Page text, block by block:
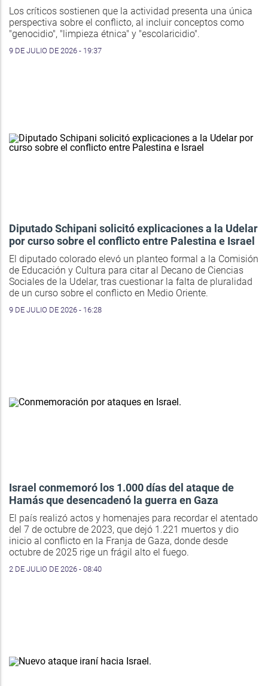
Los críticos sostienen que la actividad presenta una única
perspectiva sobre el conflicto, al incluir conceptos como
"genocidio", "limpieza étnica" y "escolaricidio".
9 DE JULIO DE 2026 - 19:37
Diputado Schipani solicitó explicaciones a la Udelar
por curso sobre el conflicto entre Palestina e Israel
El diputado colorado elevó un planteo formal a la Comisión
de Educación y Cultura para citar al Decano de Ciencias
Sociales de la Udelar, tras cuestionar la falta de pluralidad
de un curso sobre el conflicto en Medio Oriente.
9 DE JULIO DE 2026 - 16:28
Israel conmemoró los 1.000 días del ataque de
Hamás que desencadenó la guerra en Gaza
El país realizó actos y homenajes para recordar el atentado
del 7 de octubre de 2023, que dejó 1.221 muertos y dio
inicio al conflicto en la Franja de Gaza, donde desde
octubre de 2025 rige un frágil alto el fuego.
2 DE JULIO DE 2026 - 08:40